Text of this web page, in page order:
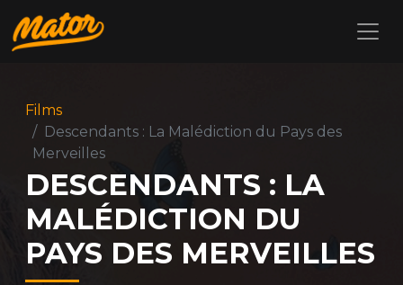
Films
Descendants : La Malédiction du Pays des
Merveilles
DESCENDANTS : LA
MALÉDICTION DU
PAYS DES MERVEILLES